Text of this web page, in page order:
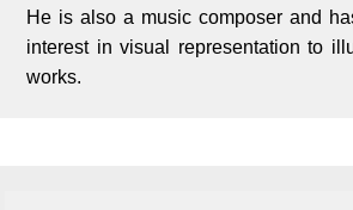
He is also a music composer and
interest in visual representation to
works.